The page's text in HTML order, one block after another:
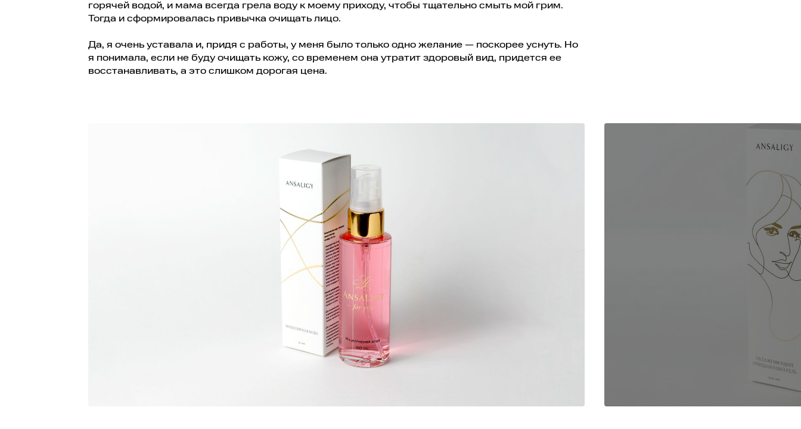
горячей водой, и мама всегда грела воду к моему приходу, чтобы тщательно смыть мой грим.
Тогда и сформировалась привычка очищать лицо.
Да, я очень уставала и, придя с работы, у меня было только одно желание — поскорее уснуть. Но
я понимала, если не буду очищать кожу, со временем она утратит здоровый вид, придется ее
восстанавливать, а это слишком дорогая цена.